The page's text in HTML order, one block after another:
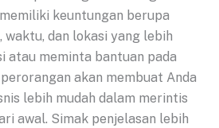
keuntungan berupa
dan lokasi yang lebih
atau meminta bantuan pada
akan membuat Anda
lebih mudah dalam merintis
awal. Simak penjelasan lebih